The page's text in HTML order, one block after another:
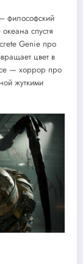
философский
спустя
Genie про
цвет в
— хоррор про
жуткими